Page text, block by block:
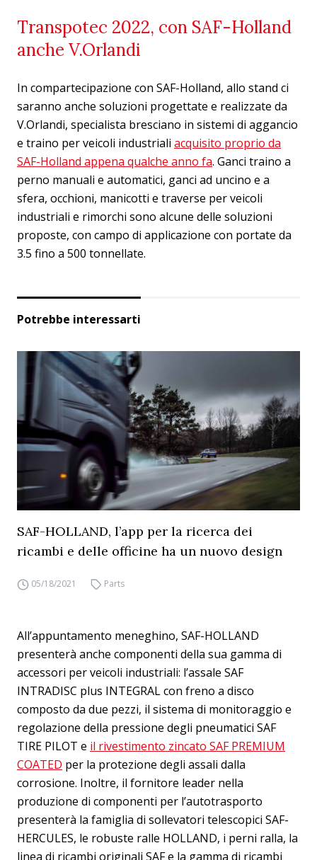
Transpotec 2022, con SAF-Holland
anche V.Orlandi
In compartecipazione con SAF-Holland, allo stand ci
saranno anche soluzioni progettate e realizzate da
V.Orlandi, specialista bresciano in sistemi di aggancio
e traino per veicoli industriali acquisito proprio da
SAF-Holland appena qualche anno fa. Ganci traino a
perno manuali e automatici, ganci ad uncino e a
sfera, occhioni, manicotti e traverse per veicoli
industriali e rimorchi sono alcune delle soluzioni
proposte, con campo di applicazione con portate da
3.5 fino a 500 tonnellate.
Potrebbe interessarti
SAF-HOLLAND, l’app per la ricerca dei
ricambi e delle officine ha un nuovo design
05/18/2021 Parts
All’appuntamento meneghino, SAF-HOLLAND
presenterà anche componenti della sua gamma di
accessori per veicoli industriali: l’assale SAF
INTRADISC plus INTEGRAL con freno a disco
composto da due pezzi, il sistema di monitoraggio e
regolazione della pressione degli pneumatici SAF
TIRE PILOT e il rivestimento zincato SAF PREMIUM
COATED per la protezione degli assali dalla
corrosione. Inoltre, il fornitore leader nella
produzione di componenti per l’autotrasporto
presenterà la famiglia di sollevatori telescopici SAF-
HERCULES, le robuste ralle HOLLAND, i perni ralla, la
linea di ricambi originali SAF e la gamma di ricambi